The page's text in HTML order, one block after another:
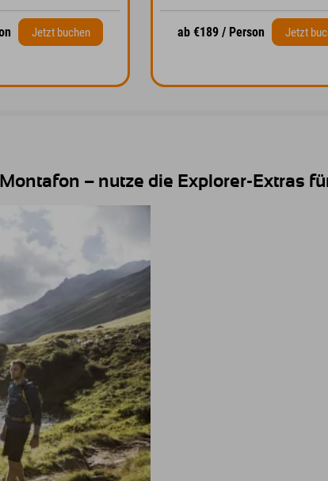
Jetzt buchen ab €189 / Person Jetzt
– nutze die Explorer-Extras